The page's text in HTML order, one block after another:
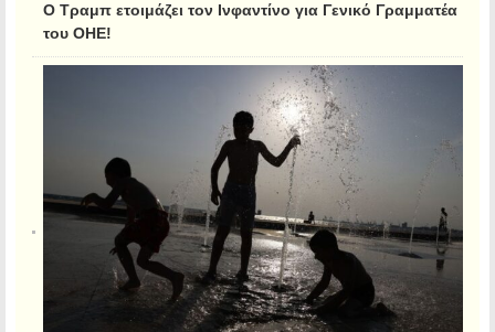
Ο Τραμπ ετοιμάζει τον Ινφαντίνο για Γενικό Γραμματέα
του ΟΗΕ!